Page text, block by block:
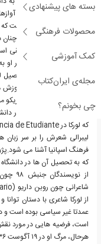
بسته های پیشنهادی
محصولات فرهنگی
کمک آموزشی
مجله‌ی ایران‌کتاب
چی بخونم؟
آن چنان که زمزمه ی این
شگرف اسپانیایی کولی است
موسیقی آشنا می شود و چنان
او را از بزرگان آینده موسیقی
۱۹۱۶چنان تلخی عمیقی
زمان با فرارسیدن سن تحصیل
راهیابی به دانشگاه از
همین سال هاست که فدریکو
به پایان نمی رساند، چه در
لیبرالی شعرش را بر سر
فرهنگ اسپانیا آشنا می
که به تحصیل آن ها در دانشگاه
از لورکا شاعری با دستان
عمدتا غیر سیاسی بوده است و
است، فرضیه هایی در مورد
هرحال، مرگ او در ۱۹ آگوست ۱۹۳۶، نزدیک گرانادا اتفاق افتاده است.